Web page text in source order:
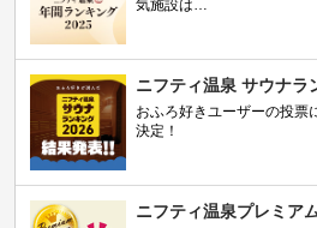
気施設は…
ニフティ温泉 サウナラ
おふろ好きユーザーの投票
決定！
ニフティ温泉プレミア